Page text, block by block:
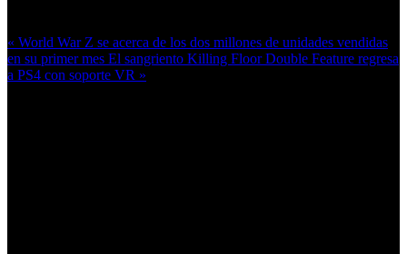
« World War Z se acerca de los dos millones de unidades vendidas
en su primer mes El sangriento Killing Floor Double Feature regresa
a PS4 con soporte VR »